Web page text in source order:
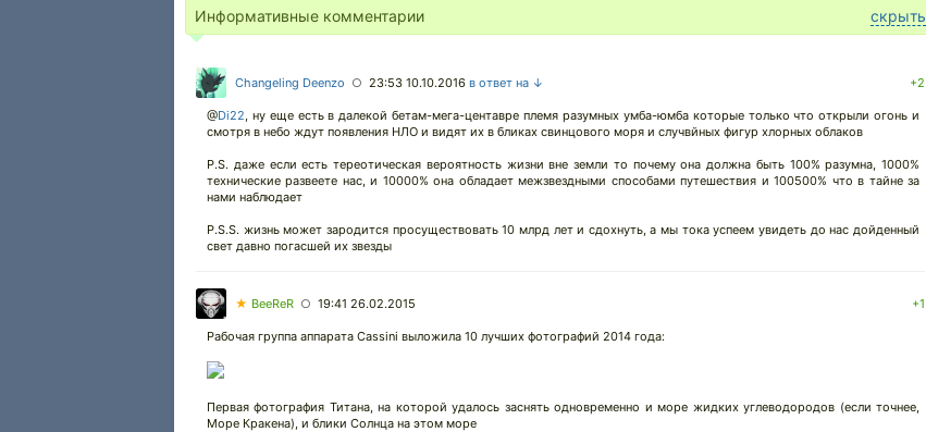
Информативные комментарии скрыть
Changeling Deenzo ○ 23:53 10.10.2016 в ответ на ↓ +2
@Di22, ну еще есть в далекой бетам-мега-центавре племя разумных умба-юмба которые только что открыли огонь и
смотря в небо ждут появления НЛО и видят их в бликах свинцового моря и случвйных фигур хлорных облаков
P.S. даже если есть тереотическая вероятность жизни вне земли то почему она должна быть 100% разумна, 1000%
технические развеете нас, и 10000% она обладает межзвездными способами путешествия и 100500% что в тайне за
нами наблюдает
P.S.S. жизнь может зародится просуществовать 10 млрд лет и сдохнуть, а мы тока успеем увидеть до нас дойденный
свет давно погасшей их звезды
★ BeeReR ○ 19:41 26.02.2015 +1
Рабочая группа аппарата Cassini выложила 10 лучших фотографий 2014 года:
Первая фотография Титана, на которой удалось заснять одновременно и море жидких углеводородов (если точнее,
Море Кракена), и блики Солнца на этом море